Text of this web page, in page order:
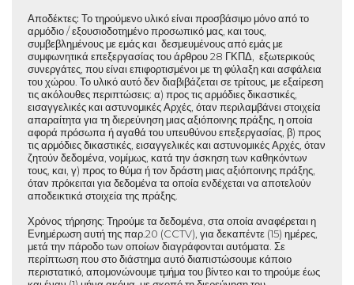
Αποδέκτες: Το τηρούμενο υλικό είναι προσβάσιμο μόνο από το
αρμόδιο / εξουσιοδοτημένο προσωπικό μας, και τους,
συμβεβλημένους με εμάς και δεσμευμένους από εμάς με
συμφωνητικά επεξεργασίας του άρθρου 28 ΓΚΠΔ, εξωτερικούς
συνεργάτες, που είναι επιφορτισμένοι με τη φύλαξη και ασφάλεια
του χώρου. Το υλικό αυτό δεν διαβιβάζεται σε τρίτους, με εξαίρεση
τις ακόλουθες περιπτώσεις: α) προς τις αρμόδιες δικαστικές,
εισαγγελικές και αστυνομικές Αρχές, όταν περιλαμβάνει στοιχεία
απαραίτητα για τη διερεύνηση μιας αξιόποινης πράξης, η οποία
αφορά πρόσωπα ή αγαθά του υπευθύνου επεξεργασίας, β) προς
τις αρμόδιες δικαστικές, εισαγγελικές και αστυνομικές Αρχές, όταν
ζητούν δεδομένα, νομίμως, κατά την άσκηση των καθηκόντων
τους, και, γ) προς το θύμα ή τον δράστη μιας αξιόποινης πράξης,
όταν πρόκειται για δεδομένα τα οποία ενδέχεται να αποτελούν
αποδεικτικά στοιχεία της πράξης.
Χρόνος τήρησης: Τηρούμε τα δεδομένα, στα οποία αναφέρεται η
Ενημέρωση αυτή της παρ.20 (CCTV), για δεκαπέντε (15) ημέρες,
μετά την πάροδο των οποίων διαγράφονται αυτόματα. Σε
περίπτωση που στο διάστημα αυτό διαπιστώσουμε κάποιο
περιστατικό, απομονώνουμε τμήμα του βίντεο και το τηρούμε έως